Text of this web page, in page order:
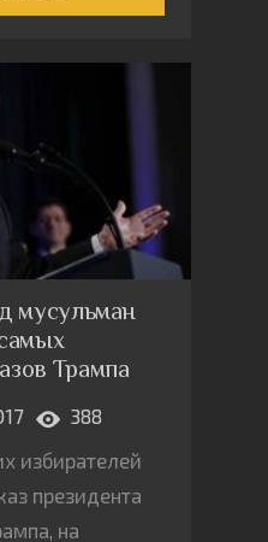
СПбГУ,
СПбГУ
мусульман
Трампа
388
избирателей
президента
на